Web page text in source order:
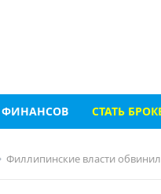
ФИНАНСОВ СТАТЬ
Филлипинские власти